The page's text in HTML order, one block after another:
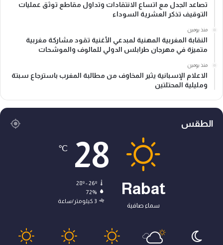
تصاعد الجدل مع اتساع الانتقادات وتداول مقاطع توثق عمليات
التوقيف تذكر العشرية السوداء
منذ يومين
النقابة المغربية المهنية لمبدعي الأغنية تقود مشاركة مغربية
متميزة في مهرجان طرابلس الدولي للمالوف والموشحات
منذ يومين
الاعلام الإسبانية يثير المخاوف من مطالبة المغرب باسترجاع سبتة
ومليلية المحتلتين
الطقس
Rabat
سماء صافية
28
℃
28º - 26º
72%
3 كيلومتر/ساعة